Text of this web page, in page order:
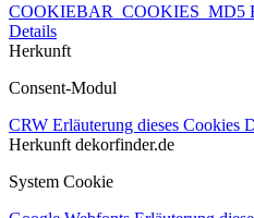
COOKIEBAR_COOKIES_MD5
Details
Herkunft
Consent-Modul
CRW Erläuterung dieses Cookies
Herkunft dekorfinder.de
System Cookie